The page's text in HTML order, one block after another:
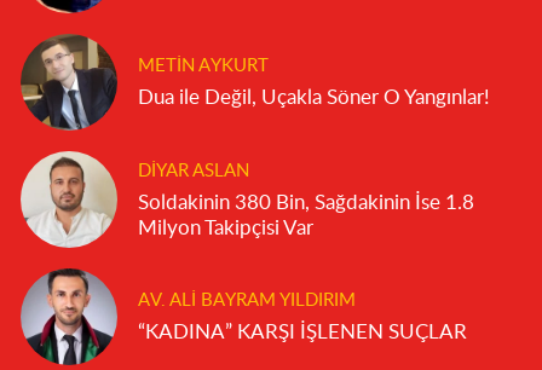
METIN AYKURT
Dua ile Değil, Uçakla Söner O Yangınlar!
DIYAR ASLAN
Soldakinin 380 Bin, Sağdakinin İse 1.8
Milyon Takipçisi Var
AV. ALI BAYRAM YILDIRIM
“KADINA” KARŞI İŞLENEN SUÇLAR